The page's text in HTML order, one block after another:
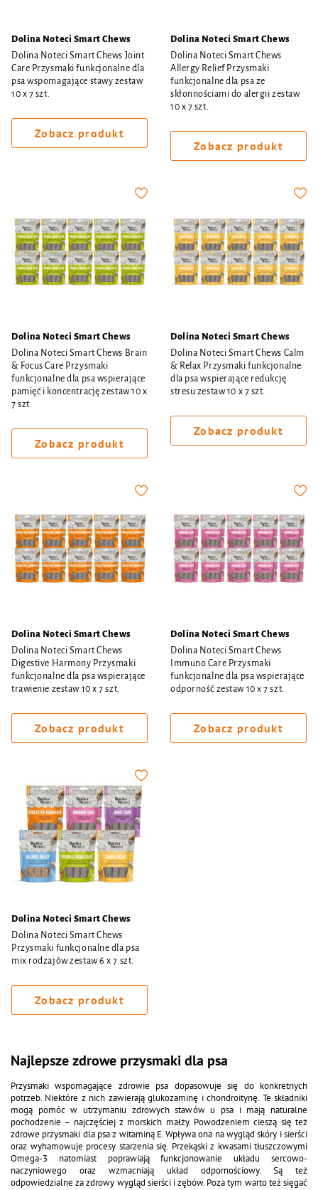
Dolina Noteci Smart Chews
Dolina Noteci Smart Chews Joint
Care Przysmaki funkcjonalne dla
psa wspomagające stawy zestaw
10 x 7 szt.
Zobacz produkt
Dolina Noteci Smart Chews
Dolina Noteci Smart Chews
Allergy Relief Przysmaki
funkcjonalne dla psa ze
skłonnościami do alergii zestaw
10 x 7 szt.
Zobacz produkt
Dolina Noteci Smart Chews
Dolina Noteci Smart Chews Brain
& Focus Care Przysmaki
funkcjonalne dla psa wspierające
pamięć i koncentrację zestaw 10 x
7 szt.
Zobacz produkt
Dolina Noteci Smart Chews
Dolina Noteci Smart Chews Calm
& Relax Przysmaki funkcjonalne
dla psa wspierające redukcję
stresu zestaw 10 x 7 szt.
Zobacz produkt
Dolina Noteci Smart Chews
Dolina Noteci Smart Chews
Digestive Harmony Przysmaki
funkcjonalne dla psa wspierające
trawienie zestaw 10 x 7 szt.
Zobacz produkt
Dolina Noteci Smart Chews
Dolina Noteci Smart Chews
Immuno Care Przysmaki
funkcjonalne dla psa wspierające
odporność zestaw 10 x 7 szt.
Zobacz produkt
Dolina Noteci Smart Chews
Dolina Noteci Smart Chews
Przysmaki funkcjonalne dla psa
mix rodzajów zestaw 6 x 7 szt.
Zobacz produkt
Najlepsze zdrowe przysmaki dla psa
Przysmaki wspomagające zdrowie psa dopasowuje się do konkretnych
potrzeb. Niektóre z nich zawierają glukozaminę i chondroitynę. Te składniki
mogą pomóc w utrzymaniu zdrowych stawów u psa i mają naturalne
pochodzenie – najczęściej z morskich małży. Powodzeniem cieszą się też
zdrowe przysmaki dla psa z witaminą E. Wpływa ona na wygląd skóry i sierści
oraz wyhamowuje procesy starzenia się. Przekąski z kwasami tłuszczowymi
Omega-3 natomiast poprawiają funkcjonowanie układu sercowo-
naczyniowego oraz wzmacniają układ odpornościowy. Są też
odpowiedzialne za zdrowy wygląd sierści i zębów. Poza tym warto też sięgać